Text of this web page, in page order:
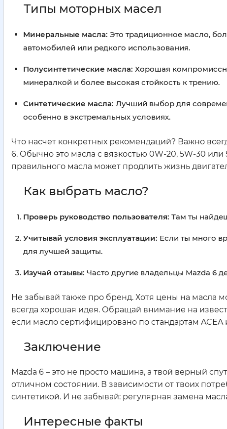
Типы моторных масел
Минеральные масла: Это традиционное масло,
автомобилей или редкого использования.
Полусинтетические масла: Хорошая
минералкой и более высокая стойкость к трению.
Синтетические масла: Лучший выбор для
особенно в экстремальных условиях.
Что насчет конкретных рекомендаций? Важно
6. Обычно это масла с вязкостью 0W-20, 5W-30
правильного масла может продлить жизнь
Как выбрать масло?
Проверь руководство пользователя: Там ты
Учитывай условия эксплуатации: Если ты много
для лучшей защиты.
Изучай отзывы: Часто другие владельцы Mazda 6
Не забывай также про бренд. Хотя цены на масла
всегда хорошая идея. Обращай внимание на
если масло сертифицировано по стандартам ACEA
Заключение
Mazda 6 – это не просто машина, а твой верный
отличном состоянии. В зависимости от твоих
синтетикой. И не забывай: регулярная замена
Интересные факты